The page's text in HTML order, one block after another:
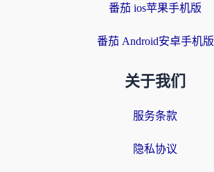
番茄 ios苹果手机版
番茄 Android安卓手机版
关于我们
服务条款
隐私协议